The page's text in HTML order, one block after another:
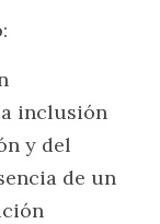
inclusión
y del
de un